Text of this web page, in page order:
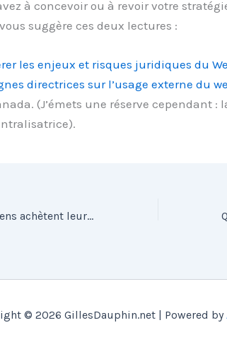
à concevoir ou à revoir votre
suggère ces deux lectures :
les enjeux et risques juridiques du
directrices sur l’usage externe du
(J’émets une réserve cependant
Les jeunes canadiens achètent leur musique
© 2026 GillesDauphin.net | Powered by